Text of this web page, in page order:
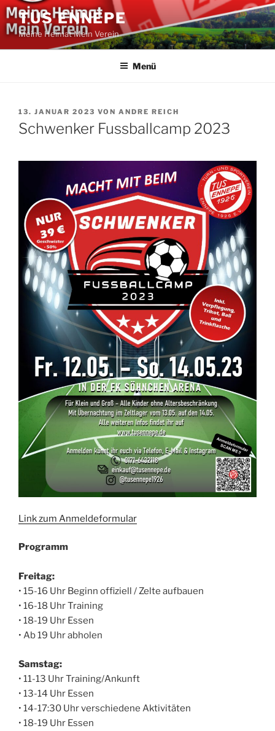
Zum
Inhalt
springen
TUS ENNEPE
Meine Heimat Mein Verein
Menü
VERÖFFENTLICHT
AM
13. JANUAR 2023 VON ANDRE REICH
Schwenker Fussballcamp 2023
Link zum Anmeldeformular
Programm
Freitag:
• 15-16 Uhr Beginn offiziell / Zelte aufbauen
• 16-18 Uhr Training
• 18-19 Uhr Essen
• Ab 19 Uhr abholen
Samstag:
• 11-13 Uhr Training/Ankunft
• 13-14 Uhr Essen
• 14-17:30 Uhr verschiedene Aktivitäten
• 18-19 Uhr Essen